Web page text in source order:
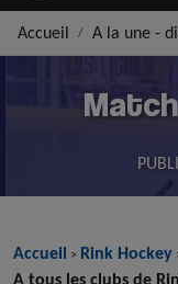
Accueil A la une -
Accueil > Rink Hockey
A tous les clubs de